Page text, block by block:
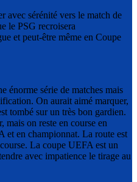
avec sérénité vers le match de
le PSG recroisera
et peut-être même en Coupe
énorme série de matches mais
On aurait aimé marquer,
tombé sur un très bon gardien.
mais on reste en course en
et en championnat. La route est
La coupe UEFA est un
avec impatience le tirage au